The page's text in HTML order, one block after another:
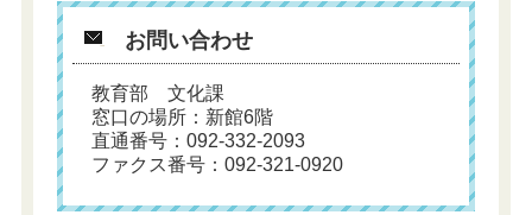
お問い合わせ
教育部 文化課
窓口の場所：新館6階
直通番号：092-332-2093
ファクス番号：092-321-0920